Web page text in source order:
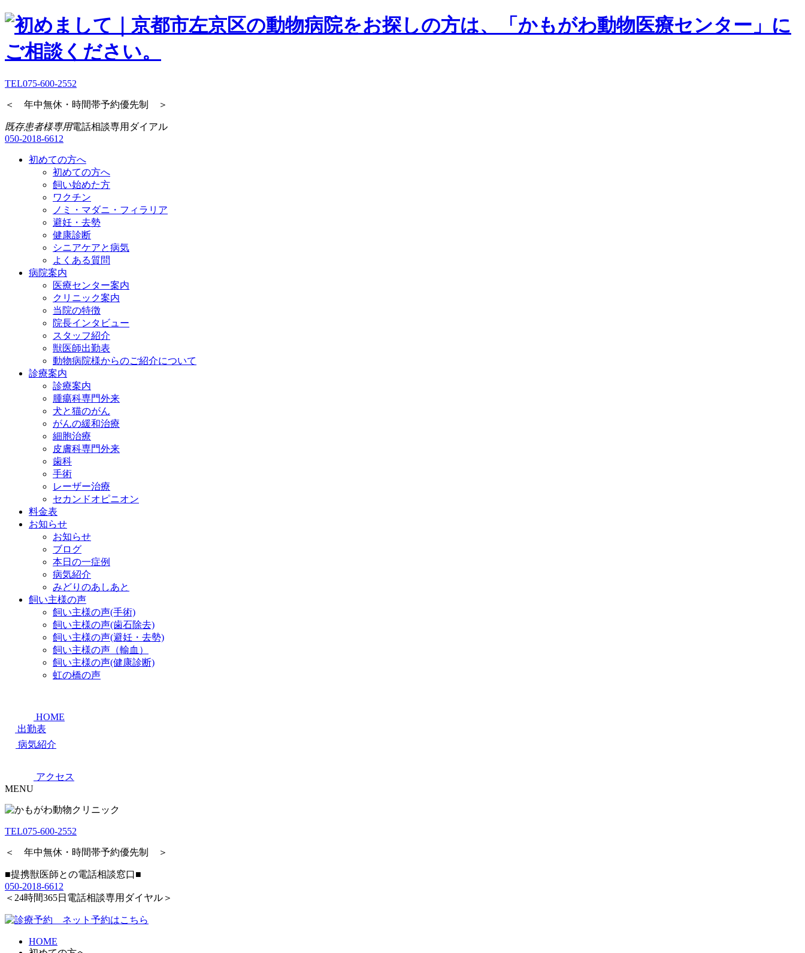
TEL075-600-2552
＜ 年中無休・時間帯予約優先制 ＞
既存患者様専用電話相談専用ダイアル
050-2018-6612
初めての方へ
初めての方へ
飼い始めた方
ワクチン
ノミ・マダニ・フィラリア
避妊・去勢
健康診断
シニアケアと病気
よくある質問
病院案内
医療センター案内
クリニック案内
当院の特徴
院長インタビュー
スタッフ紹介
獣医師出勤表
動物病院様からのご紹介について
診療案内
診療案内
腫瘍科専門外来
犬と猫のがん
がんの緩和治療
細胞治療
皮膚科専門外来
歯科
手術
レーザー治療
セカンドオピニオン
料金表
お知らせ
お知らせ
ブログ
本日の一症例
病気紹介
みどりのあしあと
飼い主様の声
飼い主様の声(手術)
飼い主様の声(歯石除去)
飼い主様の声(避妊・去勢)
飼い主様の声（輸血）
飼い主様の声(健康診断)
虹の橋の声
HOME
出勤表
病気紹介
アクセス
MENU
TEL075-600-2552
＜ 年中無休・時間帯予約優先制 ＞
■提携獣医師との電話相談窓口■
050-2018-6612
＜24時間365日電話相談専用ダイヤル＞
HOME